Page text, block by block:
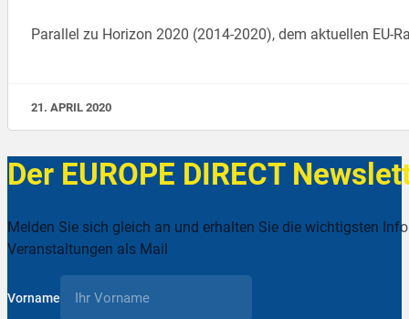
Parallel zu Horizon 2020 (2014-2020), dem aktuellen
21. APRIL 2020
Der EUROPE DIRECT
Melden Sie sich gleich an und erhalten Sie die wichtigsten
Veranstaltungen als Mail
Vorname